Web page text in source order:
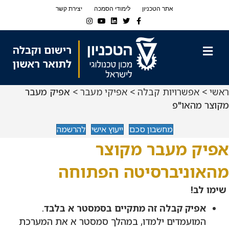
אתר הטכניון לימודי הסמכה
יצירת קשר
Facebook
Twitter
Linkedin
Youtube
Instagram
ראשי > אפשרויות קבלה > אפיקי מעבר > אפיק מעבר
מקוצר מהאו"פ
מחשבון סכם ייעוץ אישי להרשמה
אפיק מעבר מקוצר
מהאוניברסיטה הפתוחה
שימו לב!
אפיק קבלה זה מתקיים בסמסטר א בלבד.
המועמדים ילמדו, במהלך סמסטר א את המערכת